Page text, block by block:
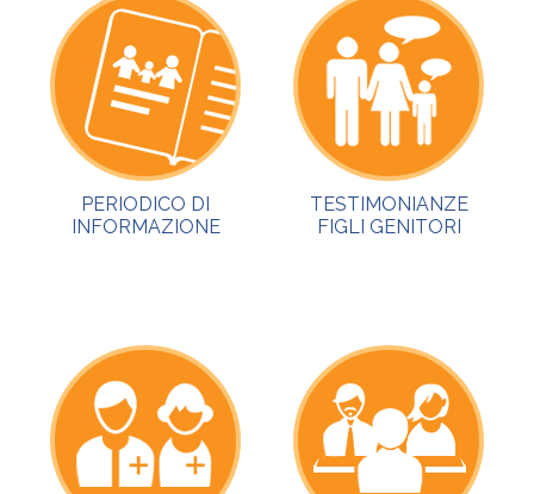
PERIODICO DI
INFORMAZIONE
TESTIMONIANZE
FIGLI GENITORI